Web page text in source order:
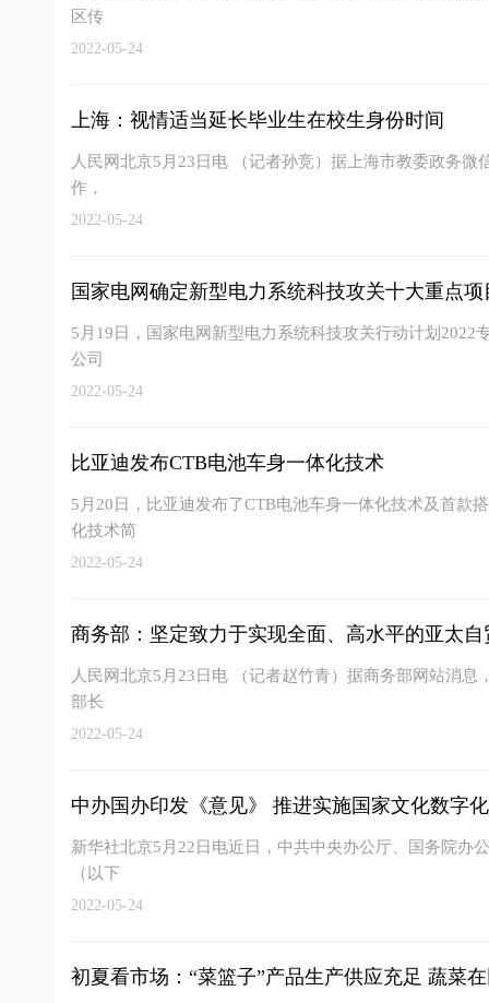
区传
2022-05-24
上海：视情适当延长毕业生在校生身份时间
人民网北京5月23日电 （记者孙竞）据上海市教委政务
作，
2022-05-24
国家电网确定新型电力系统科技攻关十大重点项
5月19日，国家电网新型电力系统科技攻关行动计划
公司
2022-05-24
比亚迪发布CTB电池车身一体化技术
5月20日，比亚迪发布了CTB电池车身一体化技术及首款
化技术简
2022-05-24
商务部：坚定致力于实现全面、高水平的亚太自
人民网北京5月23日电 （记者赵竹青）据商务部网站消
部长
2022-05-24
中办国办印发《意见》 推进实施国家文化数字
新华社北京5月22日电近日，中共中央办公厅、国务院办
（以下
2022-05-24
初夏看市场：“菜篮子”产品生产供应充足 蔬菜